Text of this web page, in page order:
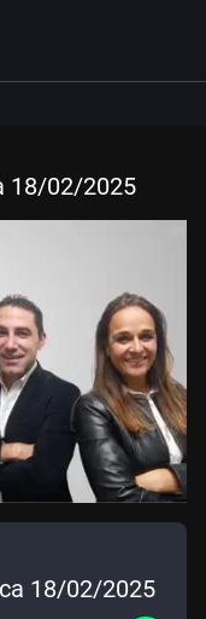
18/02/2025
18/02/2025